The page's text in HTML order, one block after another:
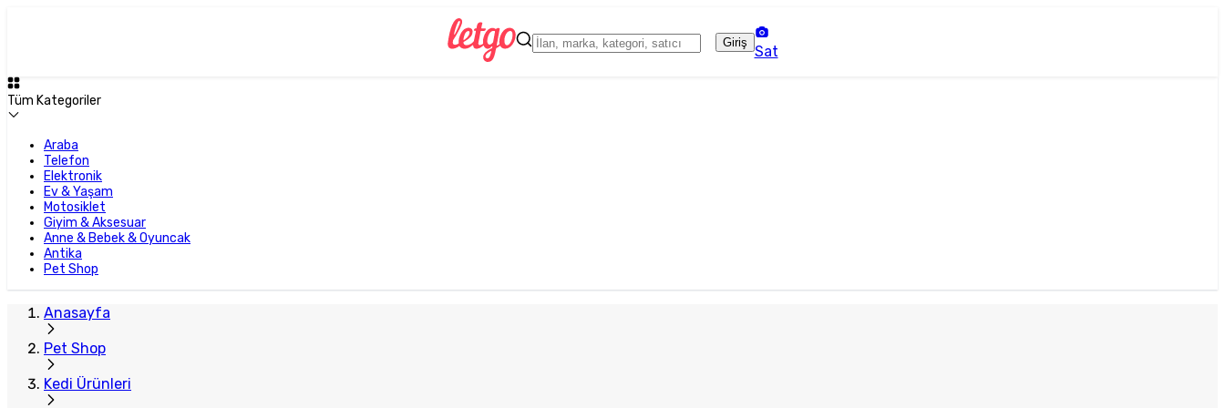
Giriş
Sat
Tüm Kategoriler
Araba
Telefon
Elektronik
Ev & Yaşam
Motosiklet
Giyim & Aksesuar
Anne & Bebek & Oyuncak
Antika
Pet Shop
Anasayfa
Pet Shop
Kedi Ürünleri